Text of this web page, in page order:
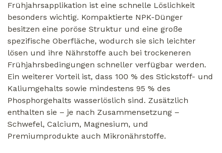
Frühjahrsapplikation ist eine schnelle Löslichkeit
besonders wichtig. Kompaktierte NPK-Dünger
besitzen eine poröse Struktur und eine große
spezifische Oberfläche, wodurch sie sich leichter
lösen und ihre Nährstoffe auch bei trockeneren
Frühjahrsbedingungen schneller verfügbar werden.
Ein weiterer Vorteil ist, dass 100 % des Stickstoff- und
Kaliumgehalts sowie mindestens 95 % des
Phosphorgehalts wasserlöslich sind. Zusätzlich
enthalten sie – je nach Zusammensetzung –
Schwefel, Calcium, Magnesium, und
Premiumprodukte auch Mikronährstoffe.